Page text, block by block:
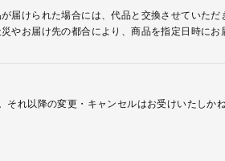
けられた場合には、代品と交換させていた
お届け先の都合により、商品を指定日時に
れ以降の変更・キャンセルはお受けいたしか